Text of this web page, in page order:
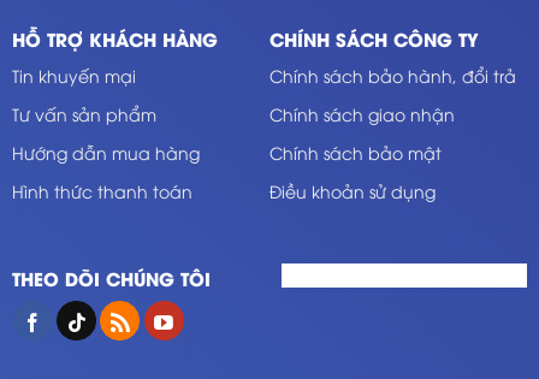
HỖ TRỢ KHÁCH HÀNG
Tin khuyến mại
Tư vấn sản phẩm
Hướng dẫn mua hàng
Hình thức thanh toán
CHÍNH SÁCH CÔNG TY
Chính sách bảo hành, đổi trả
Chính sách giao nhận
Chính sách bảo mật
Điều khoản sử dụng
THEO DÕI CHÚNG TÔI